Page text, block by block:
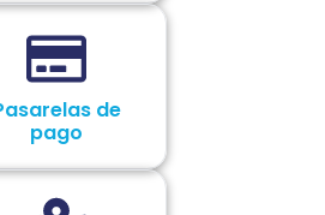
de
pago